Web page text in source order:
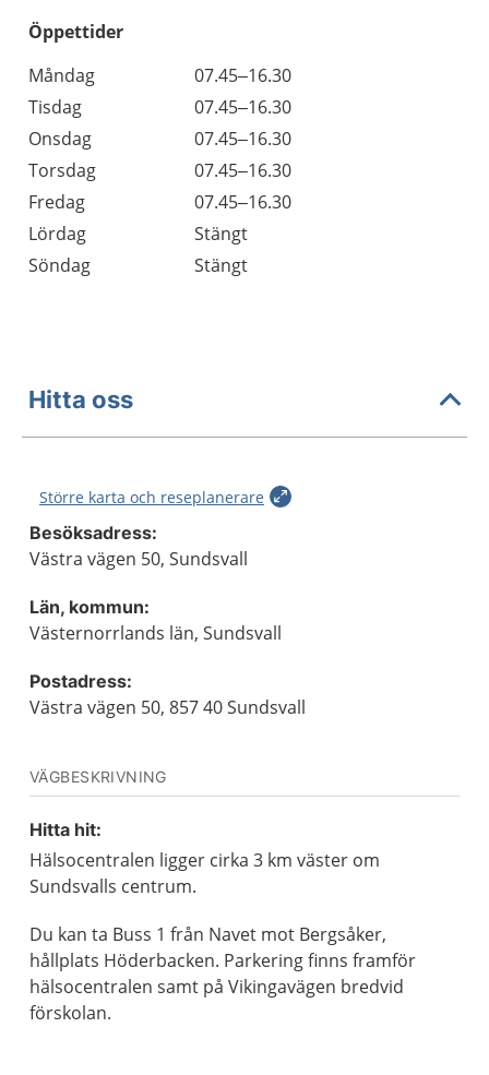
Öppettider
Dag
Öppettider
Kommentarer
Måndag
07.45–16.30
Tisdag
07.45–16.30
Onsdag
07.45–16.30
Torsdag
07.45–16.30
Fredag
07.45–16.30
Lördag
Stängt
Söndag
Stängt
Hitta oss
Större karta och reseplanerare
Besöksadress:
Västra vägen 50, Sundsvall
Län, kommun:
Västernorrlands län, Sundsvall
Postadress:
Västra vägen 50, 857 40 Sundsvall
VÄGBESKRIVNING
Hitta hit:
Hälsocentralen ligger cirka 3 km väster om
Sundsvalls centrum.
Du kan ta Buss 1 från Navet mot Bergsåker,
hållplats Höderbacken. Parkering finns framför
hälsocentralen samt på Vikingavägen bredvid
förskolan.